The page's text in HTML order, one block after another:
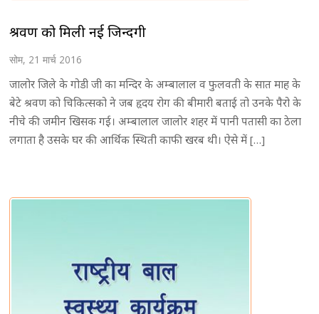
श्रवण को मिली नई जिन्दगी
सोम, 21 मार्च 2016
जालोर जिले के गोडी जी का मन्दिर के अम्बालाल व फुलवती के सात माह के
बेटे श्रवण को चिकित्सको ने जब हृदय रोग की बीमारी बताई तो उनके पैरो के
नीचे की जमीन खिसक गई। अम्बालाल जालोर शहर में पानी पतासी का ठेला
लगाता है उसके घर की आर्थिक स्थिती काफी खरब थी। ऐसे में […]